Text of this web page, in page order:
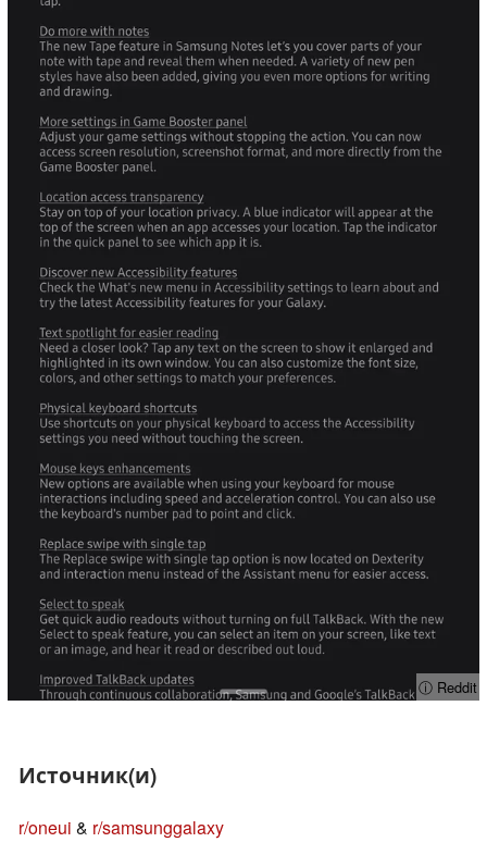
ⓘ Reddit
Источник(и)
r/oneui & r/samsunggalaxy